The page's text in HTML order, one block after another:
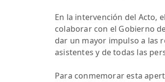
En la intervención del Acto,
colaborar con el Gobierno
dar un mayor impulso a las
asistentes y de todas las
Para conmemorar esta